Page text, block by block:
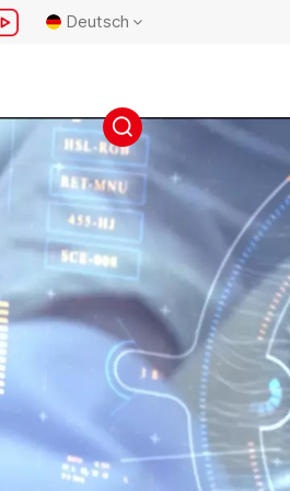
Deutsch
English
français
русский
español
português
日本語